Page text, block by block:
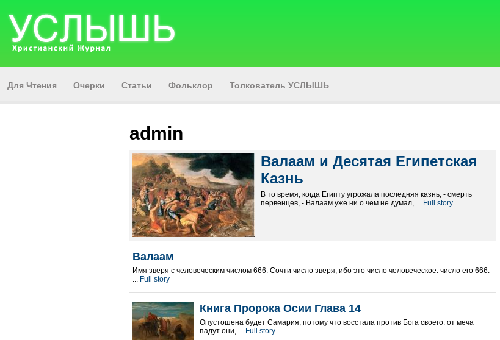
Для Чтения Очерки Статьи Фольклор Толкователь УСЛЫШЬ
admin
Валаам и Десятая Египетская
Казнь
В то время, когда Египту угрожала последняя казнь, - смерть
первенцев, - Валаам уже ни о чем не думал, ... Full story
Валаам
Имя зверя с человеческим числом 666. Сочти число зверя, ибо это число человеческое: число его 666.
... Full story
Книга Пророка Осии Глава 14
Опустошена будет Самария, потому что восстала против Бога своего: от меча
падут они, ... Full story